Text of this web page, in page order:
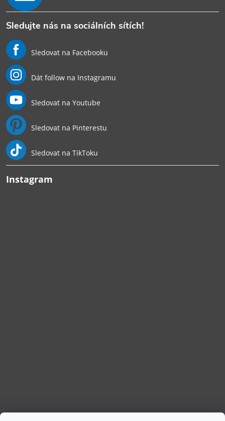
Sledujte nás na sociálních sítích!
Sledovat na Facebooku
Dát follow na Instagramu
Sledovat na Youtube
Sledovat na Pinterestu
Sledovat na TikToku
Instagram